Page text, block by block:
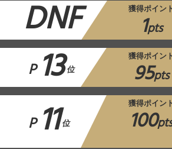
DNF 獲得ポイン
1pts
P 13 位
獲得ポイン
95pts
P 11 位
獲得ポイン
100